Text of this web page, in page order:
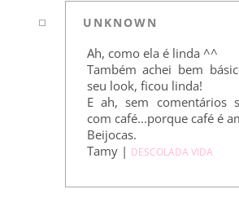
UNKNOWN
Ah, como ela é linda ^^
Também achei bem
seu look, ficou linda!
E ah, sem comentários
com café...porque café é
Beijocas.
Tamy | DESCOLADA VIDA